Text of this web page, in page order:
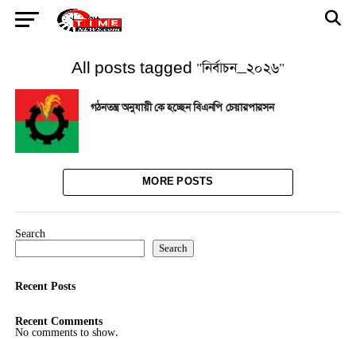
All posts tagged "নির্বাচন_২০২৬"
গঠনতন্ত্র অনুযায়ী কে হচ্ছেন বিএনপি চেয়ারপারসন
MORE POSTS
Search
Search
Recent Posts
Recent Comments
No comments to show.